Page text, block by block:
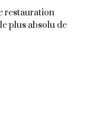
restauration
plus absolu de